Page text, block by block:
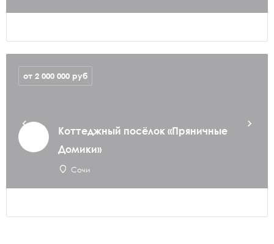
Коттеджный посёлок «Пряничные
Домики»
Сочи
от 2 000 000 руб